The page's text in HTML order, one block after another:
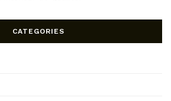
CATEGORIES